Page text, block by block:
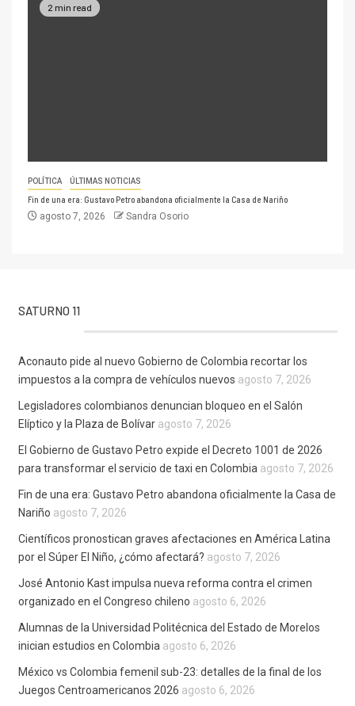
2 min read
POLÍTICA ÚLTIMAS NOTICIAS
Fin de una era: Gustavo Petro abandona oficialmente la Casa de Nariño
agosto 7, 2026 Sandra Osorio
SATURNO 11
Aconauto pide al nuevo Gobierno de Colombia recortar los
impuestos a la compra de vehículos nuevos agosto 7, 2026
Legisladores colombianos denuncian bloqueo en el Salón
Elíptico y la Plaza de Bolívar agosto 7, 2026
El Gobierno de Gustavo Petro expide el Decreto 1001 de 2026
para transformar el servicio de taxi en Colombia agosto 7, 2026
Fin de una era: Gustavo Petro abandona oficialmente la Casa de
Nariño agosto 7, 2026
Científicos pronostican graves afectaciones en América Latina
por el Súper El Niño, ¿cómo afectará? agosto 7, 2026
José Antonio Kast impulsa nueva reforma contra el crimen
organizado en el Congreso chileno agosto 6, 2026
Alumnas de la Universidad Politécnica del Estado de Morelos
inician estudios en Colombia agosto 6, 2026
México vs Colombia femenil sub-23: detalles de la final de los
Juegos Centroamericanos 2026 agosto 6, 2026